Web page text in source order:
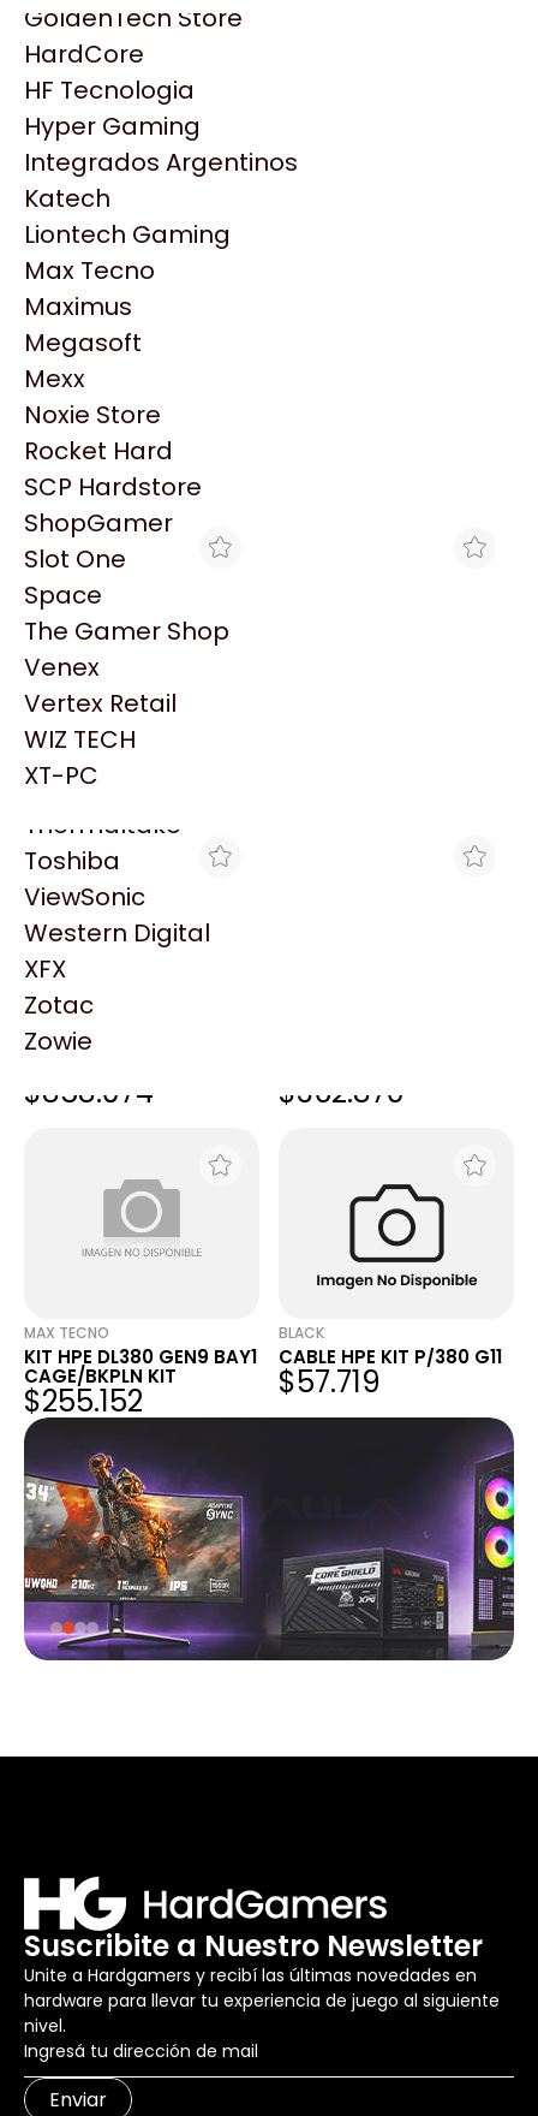
HP
HyperX
INNO3D
Intel
Kingston
Lenovo
Logitech
MSI
NVIDIA GeForce
NZXT
PNY
Palit
Philips
PowerColor
Razer
Redragon
Samsung
Sandisk
Sapphire
Seagate
Sentey
Solarmax
Thermaltake
Toshiba
ViewSonic
Western Digital
XFX
Zotac
Zowie
GoldenTech Store
HardCore
HF Tecnologia
Hyper Gaming
Integrados Argentinos
Katech
Liontech Gaming
Max Tecno
Maximus
Megasoft
Mexx
Noxie Store
Rocket Hard
SCP Hardstore
ShopGamer
Slot One
Space
The Gamer Shop
Venex
Vertex Retail
WIZ TECH
XT-PC
Productos
Similares
Explorá más productos similares
MAX TECNO
HPE DL380/DL560 G11 2U
KIT
$1.166.897
HPE DL36X GEN10+ HIGH
$858.074 $362.870
MAX TECNO
KIT HPE DL380 GEN9 BAY1
CAGE/BKPLN KIT
$255.152
BLACK
CABLE HPE KIT P/380 G11
$57.719
Suscribite a Nuestro Newsletter
Unite a Hardgamers y recibí las últimas novedades en
hardware para llevar tu experiencia de juego al siguiente
nivel.
Enviar